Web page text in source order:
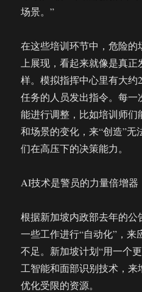
场景。”
在这些培训环节中，危险
上展现，看起来就像是真
样。模拟指挥中心里有大约
任务的人员发出指令。每
能进行调整，比如培训师
和场景的变化，来“创造”
们在高压下的决策能力。
AI技术是警员的力量倍增器
根据新加坡内政部去年的
一些工作进行“自动化”，
不足。新加坡计划“用一个
工智能和面部识别技术，来
优化受限的资源。